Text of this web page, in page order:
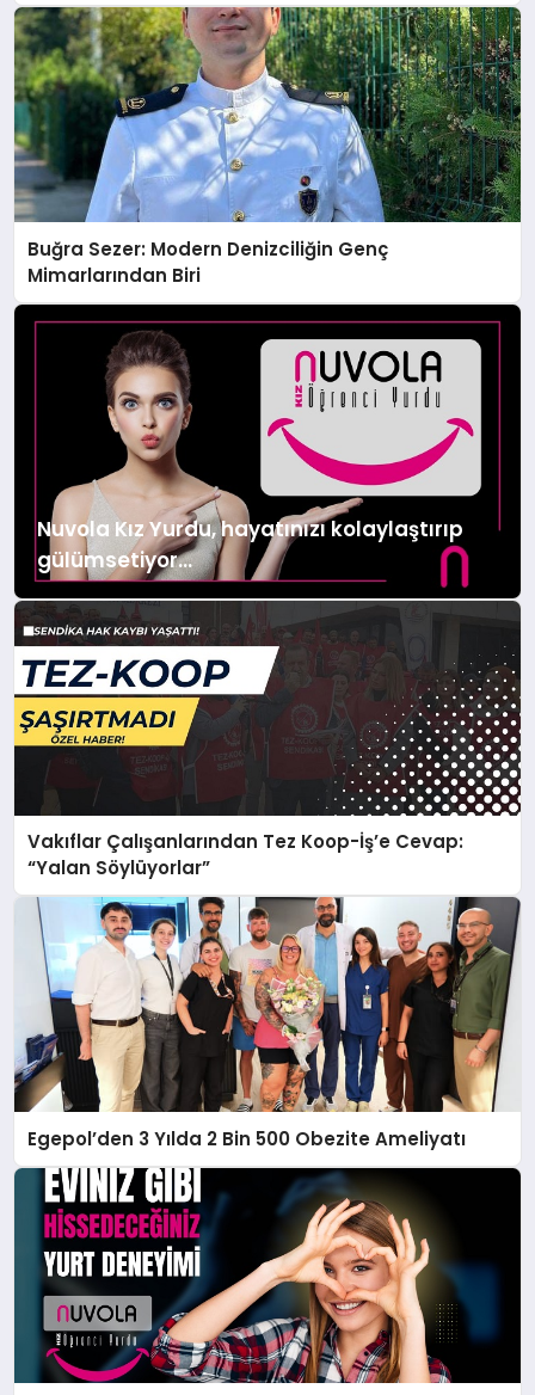
Buğra Sezer: Modern Denizciliğin Genç
Mimarlarından Biri
Nuvola Kız Yurdu, hayatınızı kolaylaştırıp
gülümsetiyor…
Vakıflar Çalışanlarından Tez Koop-İş’e Cevap:
“Yalan Söylüyorlar”
Egepol’den 3 Yılda 2 Bin 500 Obezite Ameliyatı